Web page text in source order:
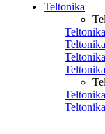
Teltonika